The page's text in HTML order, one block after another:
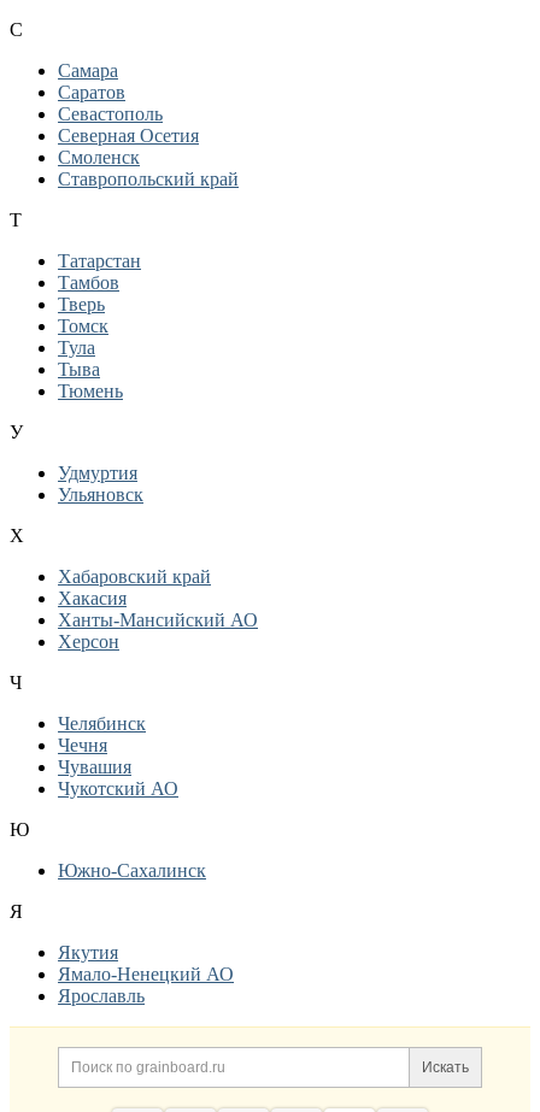
С
Самара
Саратов
Севастополь
Северная Осетия
Смоленск
Ставропольский край
Т
Татарстан
Тамбов
Тверь
Томск
Тула
Тыва
Тюмень
У
Удмуртия
Ульяновск
Х
Хабаровский край
Хакасия
Ханты-Мансийский АО
Херсон
Ч
Челябинск
Чечня
Чувашия
Чукотский АО
Ю
Южно-Сахалинск
Я
Якутия
Ямало-Ненецкий АО
Ярославль
Дополнительная информация
Поиск по сайту и
Искать